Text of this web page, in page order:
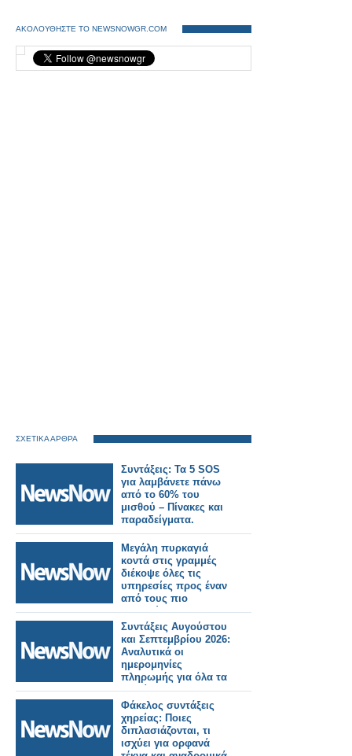
ΑΚΟΛΟΥΘΗΣΤΕ ΤΟ NEWSNOWGR.COM
ΣΧΕΤΙΚΑ ΑΡΘΡΑ
Συντάξεις: Τα 5 SOS
για λαμβάνετε πάνω
από το 60% του
μισθού – Πίνακες και
παραδείγματα.
Μεγάλη πυρκαγιά
κοντά στις γραμμές
διέκοψε όλες τις
υπηρεσίες προς έναν
από τους πιο
πολυσύχναστους
σιδηροδρομικούς
σταθμούς του
Λονδίνου.
Συντάξεις Αυγούστου
και Σεπτεμβρίου 2026:
Αναλυτικά οι
ημερομηνίες
πληρωμής για όλα τα
Ταμεία.
Φάκελος συντάξεις
χηρείας: Ποιες
διπλασιάζονται, τι
ισχύει για ορφανά